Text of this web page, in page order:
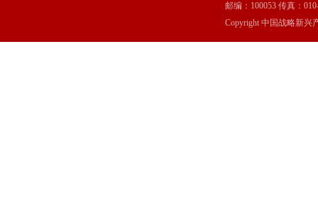
邮编：100053 传真：
Copyright 中国战略新兴